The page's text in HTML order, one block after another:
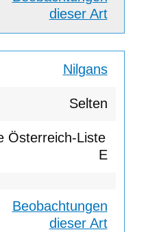
dieser Art
Nilgans
Selten
E
Beobachtungen
dieser Art